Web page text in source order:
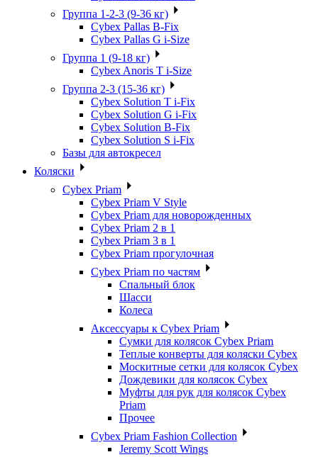
Группа 1-2-3 (9-36 кг)
Cybex Pallas B-Fix
Cybex Pallas G i-Size
Группа 1 (9-18 кг)
Cybex Anoris T i-Size
Группа 2-3 (15-36 кг)
Cybex Solution T i-Fix
Cybex Solution G i-Fix
Cybex Solution B-Fix
Cybex Solution S i-Fix
Базы для автокресел
Коляски
Cybex Priam
Cybex Priam V Style
Cybex Priam для новорожденных
Cybex Priam 2 в 1
Cybex Priam 3 в 1
Cybex Priam прогулочная
Cybex Priam по частям
Спальный блок
Шасси
Колеса
Аксессуары к Cybex Priam
Сумки для колясок Cybex Priam
Теплые конверты для коляски Cybex
Москитные сетки для колясок Cybex
Дождевики для колясок Cybex
Муфты для рук для колясок Cybex
Priam
Прочее
Cybex Priam Fashion Collection
Jeremy Scott Wings